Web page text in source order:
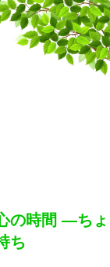
メ
の時間 ―ちょ
ち